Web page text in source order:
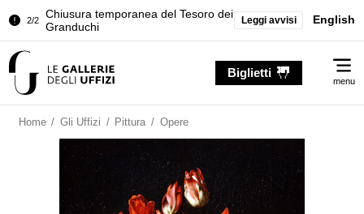
2/2
Chiusura temporanea del Tesoro dei
Granduchi
della Sala dell'Iliade
Granduchi
Leggi avvisi English
Biglietti
menu
Home / Gli Uffizi / Pittura / Opere